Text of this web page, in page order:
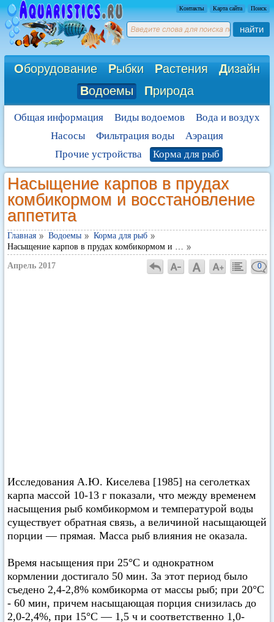
Контакты Карта сайта Поиск
найти
Оборудование Рыбки Растения Дизайн
Водоемы Природа
Общая информация Виды водоемов
Вода и воздух
Насосы
Фильтрация воды
Аэрация
Прочие устройства
Корма для рыб
Насыщение карпов в прудах
комбикормом и восстановление
аппетита
Главная Водоемы
Корма для рыб
Насыщение карпов в прудах комбикормом и …
Апрель 2017 0
Исследования А.Ю. Киселева [1985] на сеголетках
карпа массой 10-13 г показали, что между временем
насыщения рыб комбикормом и температурой воды
существует обратная связь, а величиной насыщающей
порции — прямая. Масса рыб влияния не оказала.
Время насыщения при 25°С и однократном
кормлении достигало 50 мин. За этот период было
съедено 2,4-2,8% комбикорма от массы рыб; при 20°С
- 60 мин, причем насыщающая порция снизилась до
2,0-2,4%, при 15°С — 1,5 ч и соответственно 1,0-